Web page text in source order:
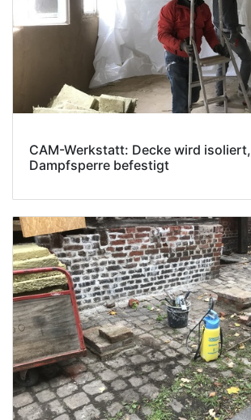
CAM-Werkstatt: Decke wird isoliert,
Dampfsperre befestigt